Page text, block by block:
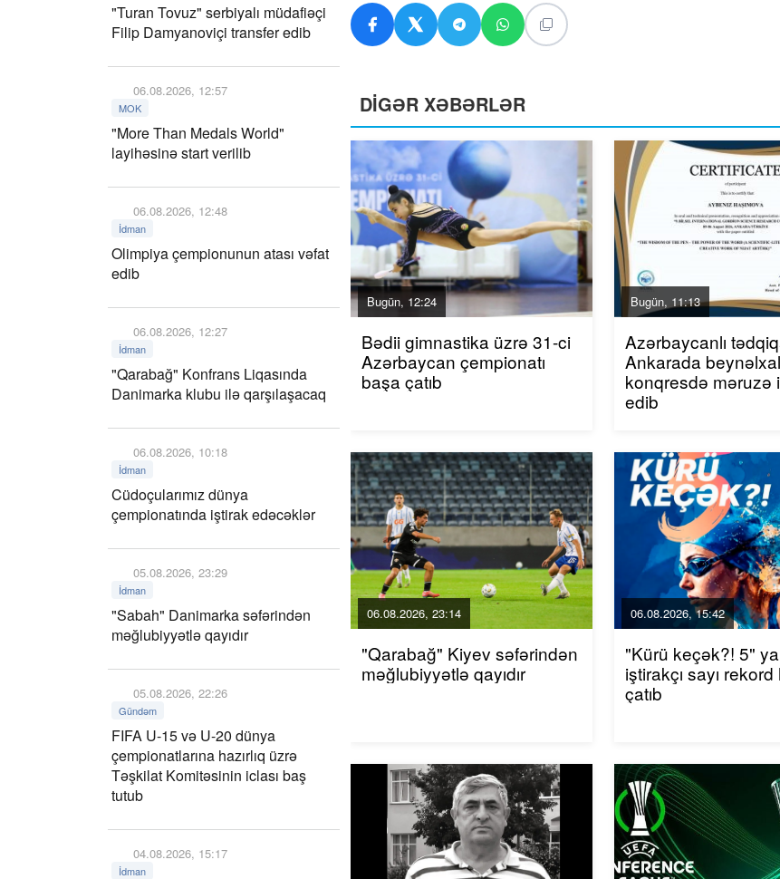
"Turan Tovuz" serbiyalı müdafiəçi
Filip Damyanoviçi transfer edib
06.08.2026, 12:57
MOK
"More Than Medals World"
layihəsinə start verilib
06.08.2026, 12:48
İdman
Olimpiya çempionunun atası vəfat
edib
06.08.2026, 12:27
İdman
"Qarabağ" Konfrans Liqasında
Danimarka klubu ilə qarşılaşacaq
06.08.2026, 10:18
İdman
Cüdoçularımız dünya
çempionatında iştirak edəcəklər
05.08.2026, 23:29
İdman
"Sabah" Danimarka səfərindən
məğlubiyyətlə qayıdır
05.08.2026, 22:26
Gündəm
FIFA U-15 və U-20 dünya
çempionatlarına hazırlıq üzrə
Təşkilat Komitəsinin iclası baş
tutub
04.08.2026, 15:17
İdman
DİGƏR XƏBƏRLƏR
Bugün, 12:24
Bədii gimnastika üzrə 31-ci
Azərbaycan çempionatı
başa çatıb
Bugün, 11:13
Azərbaycanlı
Ankarada
konqresdə məruzə
edib
06.08.2026, 23:14
"Qarabağ" Kiyev səfərindən
məğlubiyyətlə qayıdır
06.08.2026, 15:42
"Kürü keçək?! 5"
iştirakçı sayı
çatıb